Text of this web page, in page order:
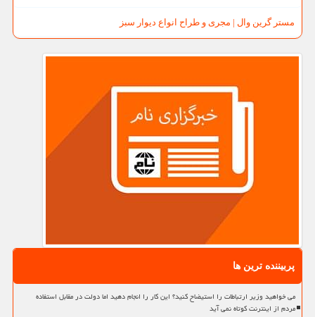
مستر گرین وال | مجری و طراح انواع دیوار سبز
پربیننده ترین ها
می خواهید وزیر ارتباطات را استیضاح کنید؟ این کار را انجام دهید اما دولت در مقابل استفاده
مردم از اینترنت کوتاه نمی آید